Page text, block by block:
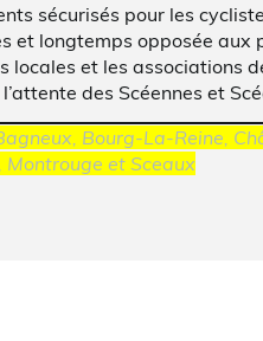
sécurisés pour les
longtemps opposée aux
locales et les associations
des Scéennes et
Bourg-La-Reine,
Montrouge et Sceaux